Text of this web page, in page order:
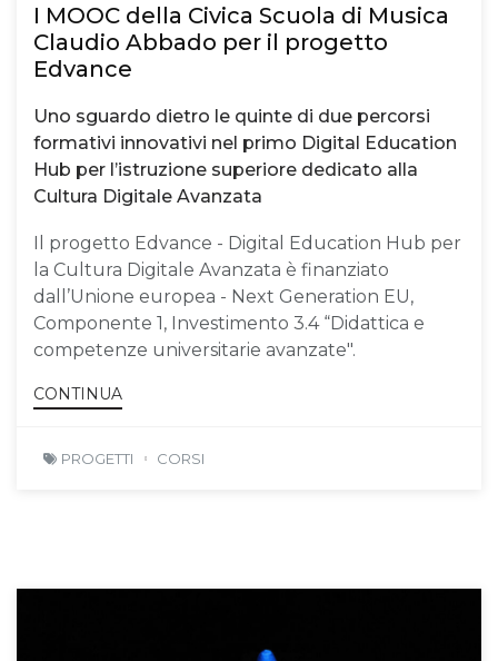
I MOOC della Civica Scuola di Musica
Claudio Abbado per il progetto
Edvance
Uno sguardo dietro le quinte di due percorsi
formativi innovativi nel primo Digital Education
Hub per l’istruzione superiore dedicato alla
Cultura Digitale Avanzata
Il progetto Edvance - Digital Education Hub per
la Cultura Digitale Avanzata è finanziato
dall’Unione europea - Next Generation EU,
Componente 1, Investimento 3.4 “Didattica e
competenze universitarie avanzate".
CONTINUA
PROGETTI CORSI